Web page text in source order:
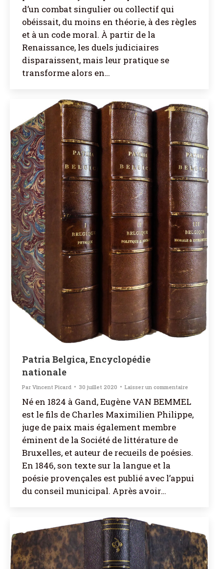
d’un combat singulier ou collectif qui
obéissait, du moins en théorie, à des règles
et à un code moral. À partir de la
Renaissance, les duels judiciaires
disparaissent, mais leur pratique se
transforme alors en…
Patria Belgica, Encyclopédie
nationale
Par Vincent Picard 30 juillet 2020 Laisser un commentaire
Né en 1824 à Gand, Eugène VAN BEMMEL
est le fils de Charles Maximilien Philippe,
juge de paix mais également membre
éminent de la Société de littérature de
Bruxelles, et auteur de recueils de poésies.
En 1846, son texte sur la langue et la
poésie provençales est publié avec l’appui
du conseil municipal. Après avoir…